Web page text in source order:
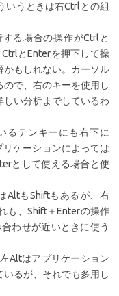
いうときは右Ctrlとの組
る場合の操作がCtrlと
とEnterを押下して操
もしれない。カーソル
で、右のキーを使用し
い分析までしているわ
るテンキーにも右下に
ケーションによっては
として使える場合と使
AltもShiftもあるが、右
も、Shift＋Enterの操作
わせが近いときに使う
Altはアプリケーション
るが、それでも多用し